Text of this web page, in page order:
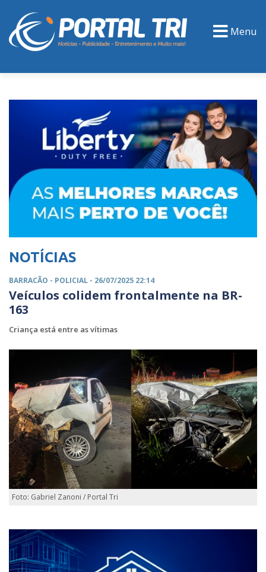
Menu
NOTÍCIAS
BARRACÃO - POLICIAL - 26/07/2025 22:14
Veículos colidem frontalmente na BR-
163
Criança está entre as vítimas
Foto: Gabriel Zanoni / Portal Tri